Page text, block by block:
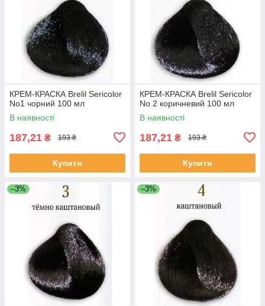
КРЕМ-КРАСКА Brelil Sericolor
No1 чорний 100 мл
В наявності
187,21 ₴ 193 ₴
Купити
КРЕМ-КРАСКА Brelil Sericolor
No 2 коричневий 100 мл
В наявності
187,21 ₴ 193 ₴
Купити
–3% –3%